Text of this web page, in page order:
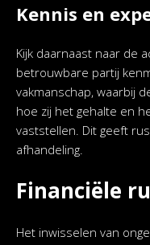
Kennis en
Kijk daarnaast naar de
betrouwbare partij
vakmanschap, waarbij
hoe zij het gehalte en
vaststellen. Dit geeft
afhandeling.
Financiële
Het inwisselen van